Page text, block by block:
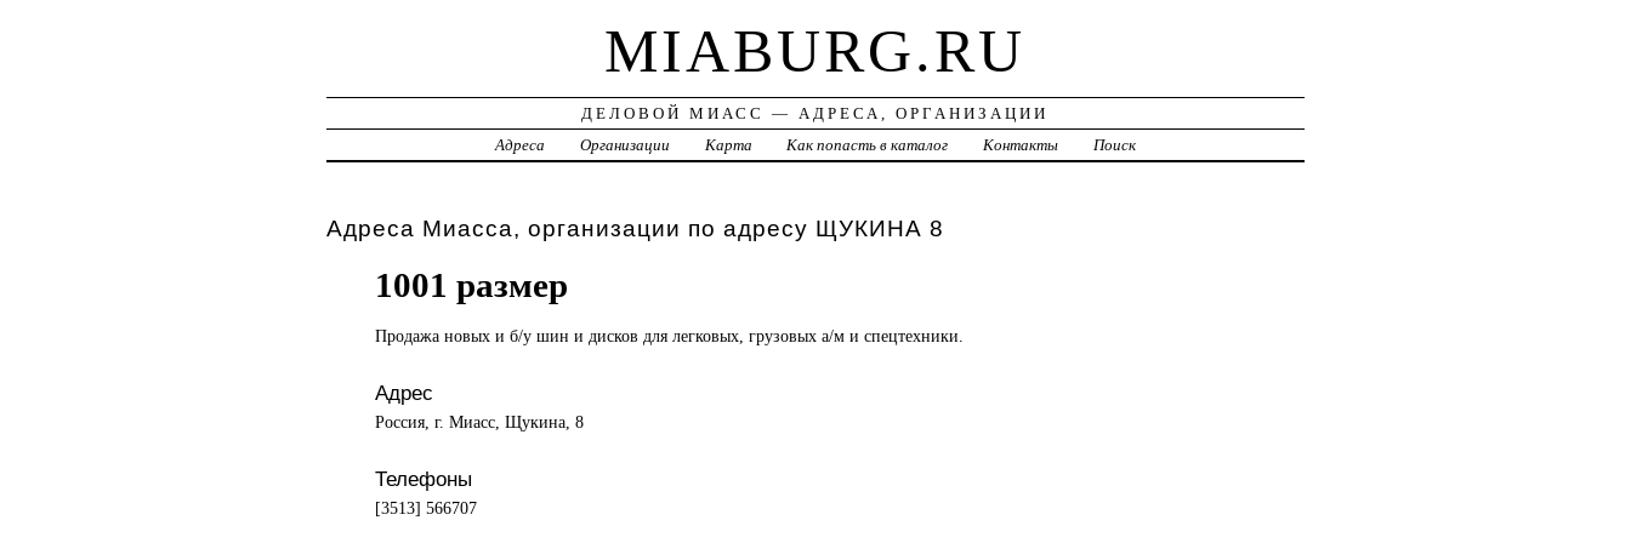
MIABURG.RU
ДЕЛОВОЙ МИАСС — АДРЕСА, ОРГАНИЗАЦИИ
Адреса
Организации Карта Как попасть в каталог Контакты Поиск
Адреса Миасса, организации по адресу ЩУКИНА 8
1001 размер
Продажа новых и б/у шин и дисков для легковых, грузовых а/м и спецтехники.
Адрес
Россия, г. Миасс, Щукина, 8
Телефоны
[3513] 566707